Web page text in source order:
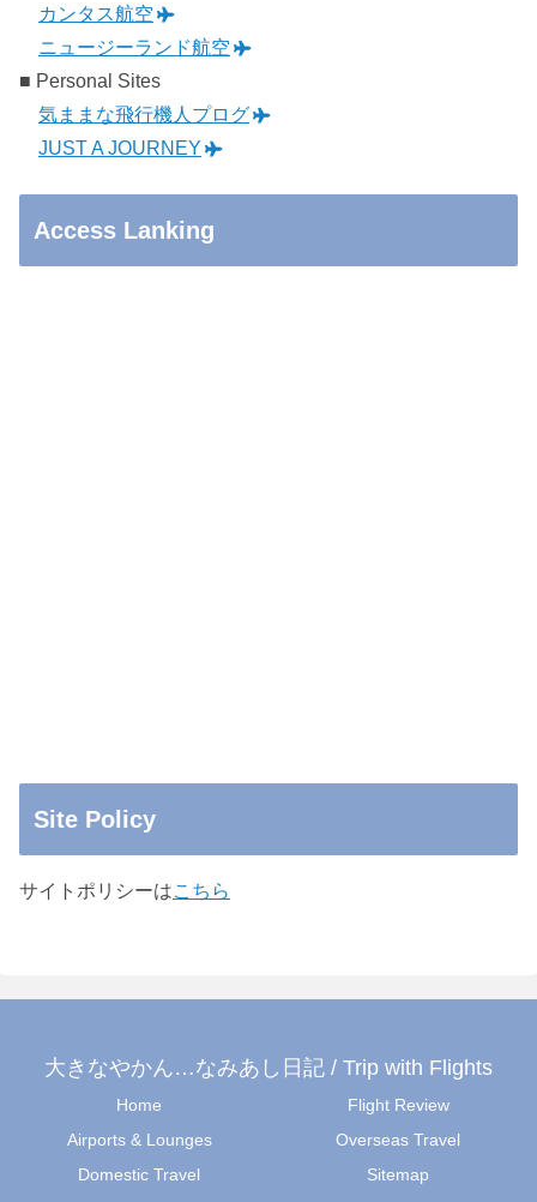
カンタス航空
ニュージーランド航空
■ Personal Sites
気ままな飛行機人プログ
JUST A JOURNEY
Access Lanking
Site Policy
サイトポリシーはこちら
大きなやかん…なみあし日記 / Trip with Flights
Home
Flight Review
Airports & Lounges
Overseas Travel
Domestic Travel
Sitemap